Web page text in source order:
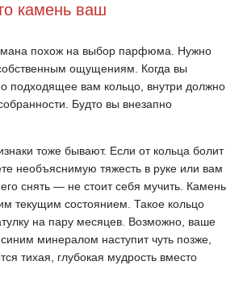
камень ваш
похож на выбор парфюма. Нужно
ощущениям. Когда вы
подходящее вам кольцо, внутри должно
Будто вы внезапно
тоже бывают. Если от кольца болит
необъяснимую тяжесть в руке или вам
снять — не стоит себя мучить. Камень
текущим состоянием. Такое кольцо
на пару месяцев. Возможно, ваше
минералом наступит чуть позже,
тихая, глубокая мудрость вместо